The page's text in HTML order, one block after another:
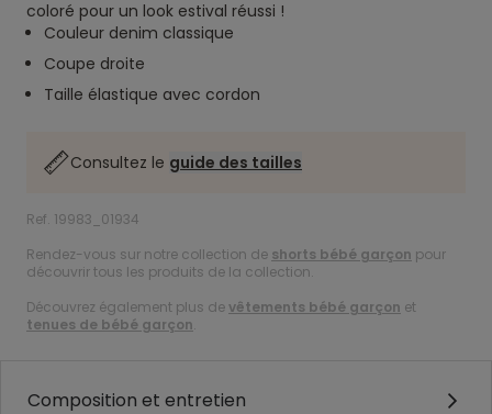
coloré pour un look estival réussi !
Couleur denim classique
Coupe droite
Taille élastique avec cordon
Consultez le guide des tailles
Ref. 19983_01934
Rendez-vous sur notre collection de shorts bébé garçon pour
découvrir tous les produits de la collection.
Découvrez également plus devêtements bébé garçon et
tenues de bébé garçon.
Composition et entretien